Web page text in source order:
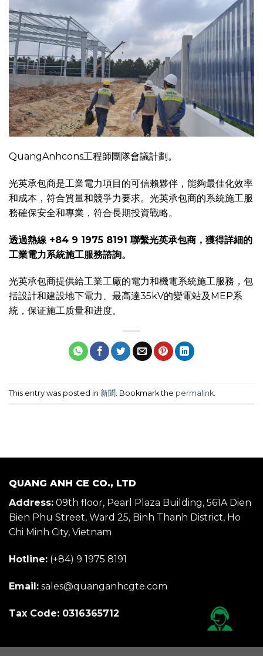
QuangAnhcons工程師團隊會議計劃。
光英承包商是工業電力項目的可信賴夥伴，能夠最佳化效率
和成本，符合質量和競爭力要求。光英承包商的系統施工服
務確保安全和專業，符合長期投資戰略。
透過熱線 +84 9 1975 8191 聯繫光英承包商，獲得詳細的
工業電力系統施工服務諮詢。
光英承包商提供給工業工廠的電力和機電系統施工服務，包
括設計和建設地下電力、最高達35kV的變電站及MEP系
統，保证施工质量和进度。
This entry was posted in 新聞 . Bookmark the permalink
QUANG ANH CE CO., LTD
Address: 09th floor, Pearl Plaza Building, 561A Dien
Bien Phu Street, Ward 25, Binh Thanh District, Ho
Chi Minh City, Vietnam
Hotline: (+84) 9 1975 8191
Email: sales@quanganhcgte.com
Tax Code: 0316365712